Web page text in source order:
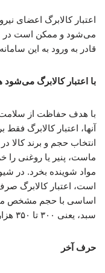
اعتبار کالابرگ اعضای
می‌شود و ممکن است در
قادر به ورود به این
با اعتبار کالابرگ می‌شود
با هدف حفاظت از سلامت
انتخاب حجم و برند کالا
ماست، پنیر یا روغنی را
مواد شوینده بخرد. در
اساسی با حجم مشخص
سبد، یعنی ۳۰۰ تا ۳۵۰ هزار تومان را بپردازند.
حرف آخر